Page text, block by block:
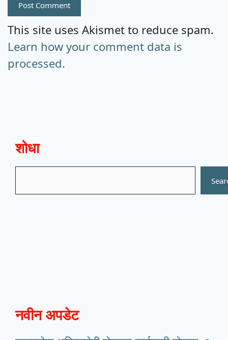
This site uses Akismet to reduce spam.
Learn how your comment data is
processed.
शोधा
नवीन अपडेट